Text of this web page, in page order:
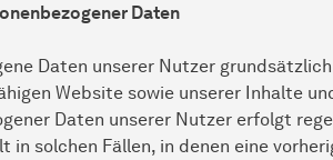
Daten
Daten unserer Nutzer
Website sowie unserer Inhalte
Daten unserer Nutzer erfolgt
in solchen Fällen, in denen eine